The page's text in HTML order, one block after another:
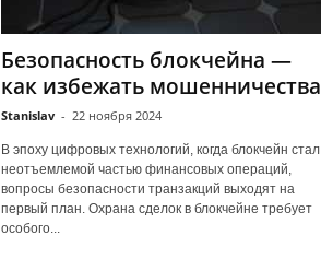
Безопасность блокчейна —
как избежать мошенничества
Stanislav - 22 ноября 2024
В эпоху цифровых технологий, когда блокчейн стал
неотъемлемой частью финансовых операций,
вопросы безопасности транзакций выходят на
первый план. Охрана сделок в блокчейне требует
особого...